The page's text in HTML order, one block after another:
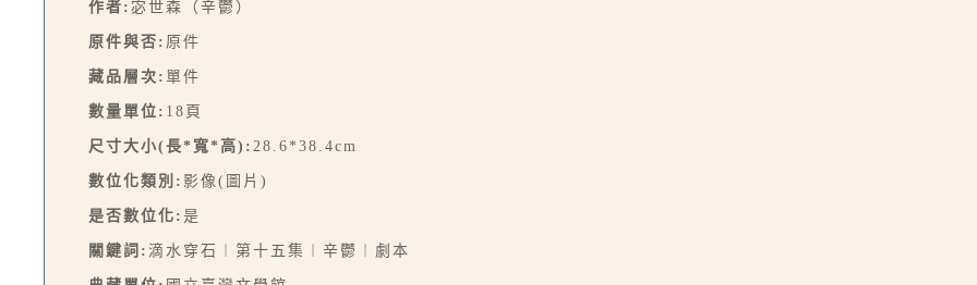
作者: 宓世森（辛鬱）
原件與否: 原件
藏品層次: 單件
數量單位: 18頁
尺寸大小(長*寬*高): 28.6*38.4cm
數位化類別: 影像(圖片)
是否數位化: 是
關鍵詞: 滴水穿石︱第十五集︱辛鬱︱劇本